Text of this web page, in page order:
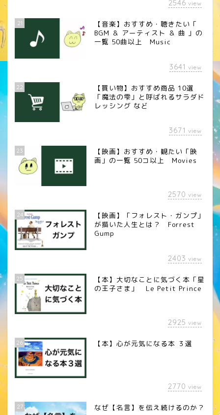
2546 view
21
【音楽】おすすめ・聴きたい「
BGM ＆ アーティスト ＆ 曲 」の
一覧 50曲以上 Music
3641 view
22
【買い物】おすすめ商品 10選
「魔法の雫」と呼ばれるサラダド
レッシング など
3671 view
23
【映画】おすすめ・観たい「映
画」の一覧 50コ以上 Movies
2570 view
24
【映画】「フォレスト・ガンプ」
が描いた人生とは？ Forrest
Gump
2403 view
25
【本】大切なことに気づく本「星
の王子さま」 Le Petit Prince
2925 view
26 【本】心が元気になる本 ３選
2770 view
27 なぜ【名言】を伝え続けるのか？